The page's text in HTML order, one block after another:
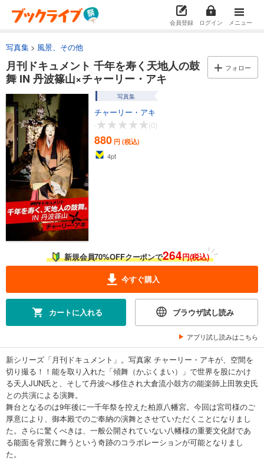
会員登録 ログイン メニュー
写真集 風景、その他
月刊ドキュメント 千年を寿く天地人の鼓
舞 IN 丹波篠山×チャーリー・アキ
フォロー
写真集
チャーリー・アキ
-
(0)
880 円 (税込)
4pt
新規会員70%OFFクーポンで264円(税込)
今すぐ購入
カートに入れる ブラウザ試し読み
アプリ試し読みはこちら
新シリーズ「月刊ドキュメント」。写真家 チャーリー・アキが、空間を
切り撮る！！能を取り入れた「傾舞（かぶくまい）」で世界を股にかけ
る天人JUN氏と、そして丹波へ移住され大倉流小鼓方の能楽師上田敦史氏
との共演による演舞。
舞台となるのは9年後に一千年祭を控えた柏原八幡宮。今回は宮司様のご
厚意により、御本殿でのご奉納の演舞とさせていただくことになりまし
た。さらに驚くべきは、一般公開されていない八幡様の重要文化財であ
る能面を背景に舞うという奇跡のコラボレーションが可能となりまし
た。